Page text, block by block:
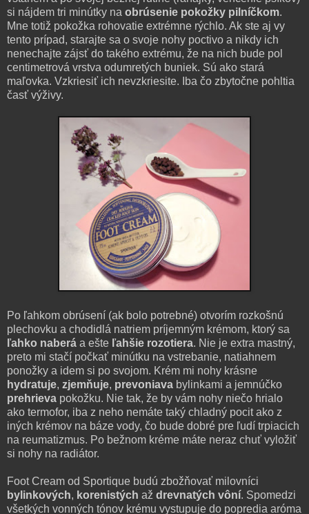
si nájdem tri minútky na obrúsenie pokožky pilníčkom.
Mne totiž pokožka rohovatie extrémne rýchlo. Ak ste aj vy
tento prípad, starajte sa o svoje nohy poctivo a nikdy ich
nenechajte zájsť do takého extrému, že na nich bude pol
centimetrová vrstva odumretých buniek. Sú ako stará
maľovka. Vzkriesiť ich nevzkriesite. Iba čo zbytočne pohltia
časť výživy.
Po ľahkom obrúsení (ak bolo potrebné) otvorím rozkošnú
plechovku a chodidlá natriem príjemným krémom, ktorý sa
ľahko naberá a ešte ľahšie rozotiera. Nie je extra mastný,
preto mi stačí počkať minútku na vstrebanie, natiahnem
ponožky a idem si po svojom. Krém mi nohy krásne
hydratuje, zjemňuje, prevoniava bylinkami a jemnúčko
prehrieva pokožku. Nie tak, že by vám nohy niečo hrialo
ako termofor, iba z neho nemáte taký chladný pocit ako z
iných krémov na báze vody, čo bude dobré pre ľudí trpiacich
na reumatizmus. Po bežnom kréme máte neraz chuť vyložiť
si nohy na radiátor.
Foot Cream od Sportique budú zbožňovať milovníci
bylinkových, korenistých až drevnatých vôní. Spomedzi
všetkých vonných tónov krému vystupuje do popredia aróma